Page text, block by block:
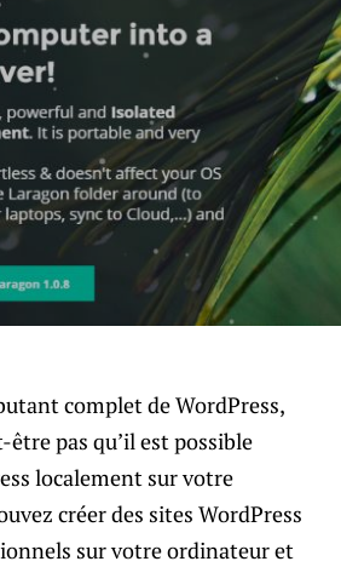
complet de WordPress,
être pas qu’il est possible
localement sur votre
créer des sites WordPress
sur votre ordinateur et